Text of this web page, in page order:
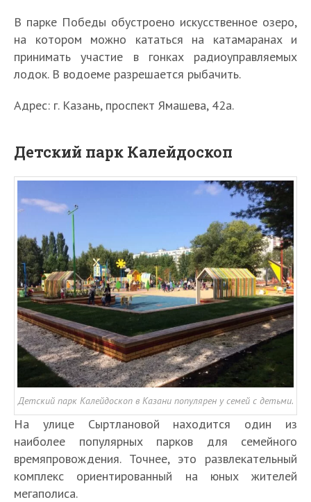
В парке Победы обустроено искусственное озеро,
на котором можно кататься на катамаранах и
принимать участие в гонках радиоуправляемых
лодок. В водоеме разрешается рыбачить.
Адрес: г. Казань, проспект Ямашева, 42а.
Детский парк Калейдоскоп
Детский парк Калейдоскоп в Казани популярен у семей с детьми.
На улице Сыртлановой находится один из
наиболее популярных парков для семейного
времяпровождения. Точнее, это развлекательный
комплекс ориентированный на юных жителей
мегаполиса.